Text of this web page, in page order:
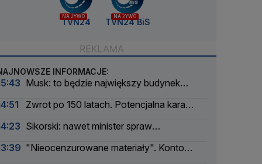
NA ŻYWO
TVN24
NA ŻYWO
TVN24 BiS
INFORMACJE:
Musk: to będzie największy budynek
Zwrot po 150 latach. Potencjalna kara
Sikorski: nawet minister spraw
"Nieocenzurowane materiały". Konto